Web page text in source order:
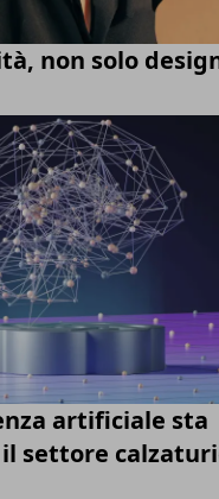
non solo
artificiale sta
settore